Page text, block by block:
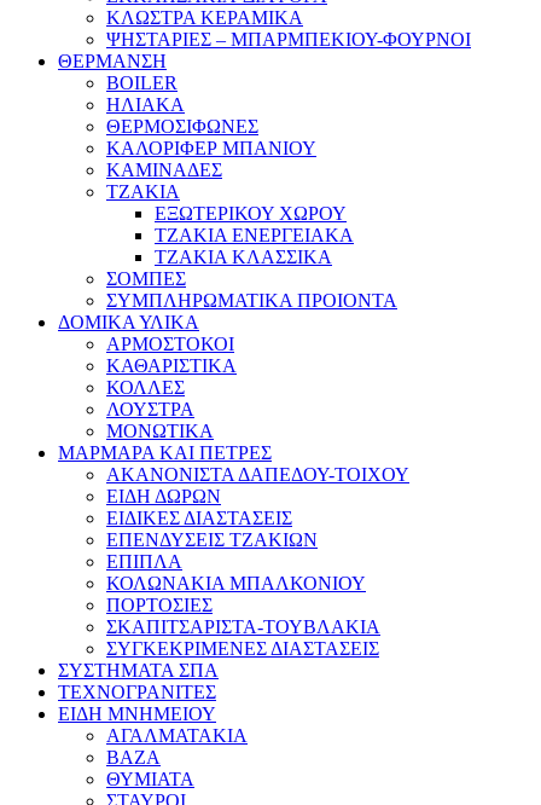
ΚΛΩΣΤΡΑ ΚΕΡΑΜΙΚΑ
ΨΗΣΤΑΡΙΕΣ – ΜΠΑΡΜΠΕΚΙΟΥ-ΦΟΥΡΝΟΙ
ΘΕΡΜΑΝΣΗ
BOILER
ΗΛΙΑΚΑ
ΘΕΡΜΟΣΙΦΩΝΕΣ
ΚΑΛΟΡΙΦΕΡ ΜΠΑΝΙΟΥ
ΚΑΜΙΝΑΔΕΣ
ΤΖΑΚΙΑ
ΕΞΩΤΕΡΙΚΟΥ ΧΩΡΟΥ
ΤΖΑΚΙΑ ΕΝΕΡΓΕΙΑΚΑ
ΤΖΑΚΙΑ ΚΛΑΣΣΙΚΑ
ΣΟΜΠΕΣ
ΣΥΜΠΛΗΡΩΜΑΤΙΚΑ ΠΡΟΙΟΝΤΑ
ΔΟΜΙΚΑ ΥΛΙΚΑ
ΑΡΜΟΣΤΟΚΟΙ
ΚΑΘΑΡΙΣΤΙΚΑ
ΚΟΛΛΕΣ
ΛΟΥΣΤΡΑ
ΜΟΝΩΤΙΚΑ
ΜΑΡΜΑΡΑ ΚΑΙ ΠΕΤΡΕΣ
ΑΚΑΝΟΝΙΣΤΑ ΔΑΠΕΔΟΥ-ΤΟΙΧΟΥ
ΕΙΔΗ ΔΩΡΩΝ
ΕΙΔΙΚΕΣ ΔΙΑΣΤΑΣΕΙΣ
ΕΠΕΝΔΥΣΕΙΣ ΤΖΑΚΙΩΝ
ΕΠΙΠΛΑ
ΚΟΛΩΝΑΚΙΑ ΜΠΑΛΚΟΝΙΟΥ
ΠΟΡΤΟΣΙΕΣ
ΣΚΑΠΙΤΣΑΡΙΣΤΑ-ΤΟΥΒΛΑΚΙΑ
ΣΥΓΚΕΚΡΙΜΕΝΕΣ ΔΙΑΣΤΑΣΕΙΣ
ΣΥΣΤΗΜΑΤΑ ΣΠΑ
ΤΕΧΝΟΓΡΑΝΙΤΕΣ
ΕΙΔΗ ΜΝΗΜΕΙΟΥ
ΑΓΑΛΜΑΤΑΚΙΑ
ΒΑΖΑ
ΘΥΜΙΑΤΑ
ΣΤΑΥΡΟΙ